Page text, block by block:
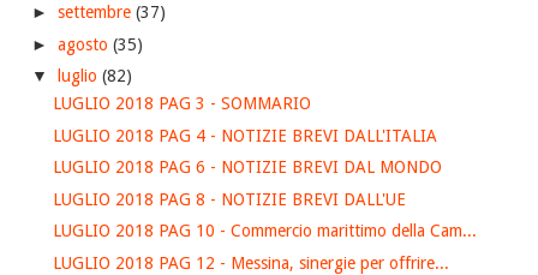
► settembre (37)
► agosto (35)
▼
luglio (82)
LUGLIO 2018 PAG 3 - SOMMARIO
LUGLIO 2018 PAG 4 - NOTIZIE BREVI DALL'ITALIA
LUGLIO 2018 PAG 6 - NOTIZIE BREVI DAL MONDO
LUGLIO 2018 PAG 8 - NOTIZIE BREVI DALL'UE
LUGLIO 2018 PAG 10 - Commercio marittimo della Cam...
LUGLIO 2018 PAG 12 - Messina, sinergie per offrire...